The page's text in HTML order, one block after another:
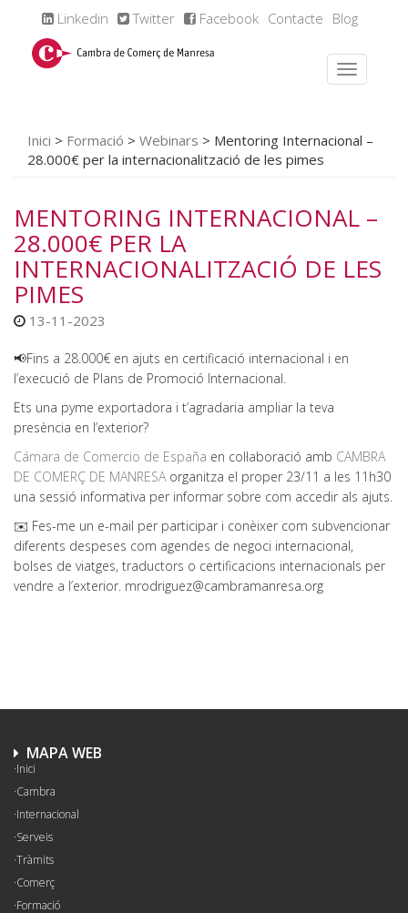
Linkedin Twitter Facebook Contacte Blog
Inici > Formació > Webinars > Mentoring Internacional –
28.000€ per la internacionalització de les pimes
MENTORING INTERNACIONAL –
28.000€ PER LA
INTERNACIONALITZACIÓ DE LES
PIMES
13-11-2023
📢Fins a 28.000€ en ajuts en certificació internacional i en
l’execució de Plans de Promoció Internacional.
Ets una pyme exportadora i t’agradaria ampliar la teva
presència en l’exterior?
Cámara de Comercio de España en col·laboració amb CAMBRA
DE COMERÇ DE MANRESAorganitza el proper 23/11 a les 11h30
una sessió informativa per informar sobre com accedir als ajuts.
✉️ Fes-me un e-mail per participar i conèixer com subvencionar
diferents despeses com agendes de negoci internacional,
bolses de viatges, traductors o certificacions internacionals per
vendre a l’exterior. mrodriguez@cambramanresa.org
MAPA WEB
Inici
Cambra
Internacional
Serveis
Tràmits
Comerç
Formació